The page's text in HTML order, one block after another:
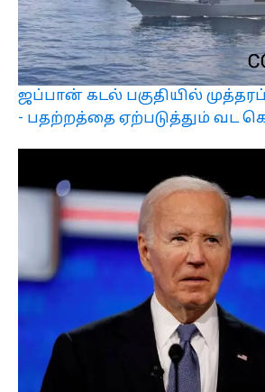
ஜப்பான் கடல் பகுதியில்
- பதற்றத்தை ஏற்படுத்தும் வட